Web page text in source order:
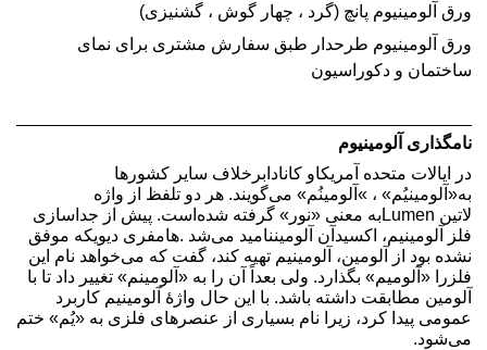
ورق آلومينيوم پانچ (گرد ، چهار گوش ، گشنيزی)
ورق آلومينيوم طرحدار طبق سفارش مشتری برای نمای
ساختمان و دکوراسيون
نامگذاری آلومینیوم
در ایالات متحده آمریکاو کانادا برخلاف سایر کشورها
به
«آلومینیُم » ، « آلومینُم» می‌گویند. هر دو تلفظ از واژه
لاتین Lumen به معنی « نور»
گرفته شده‌است. پیش از جداسازی
فلز آلومینیم، اکسید آن آلومیننامید می‌شد .هامفری دیویکه موفق
نشده بود از آلومین، آلومینیم تهیه کند، گفت که می‌خواهد نام این
فلز را «آلومیم» بگذارد. ولی بعداً آن را به «آلومینم» تغییر داد تا با
آلومین مطابقت داشته باشد. با این حال واژهٔ آلومینیم کاربرد
عمومی پیدا کرد، زیرا نام بسیاری از عنصرهای فلزی به «یُم» ختم
می‌شود.